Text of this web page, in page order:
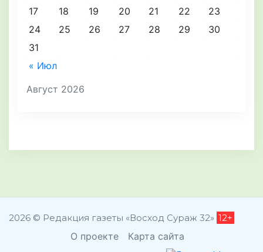
Август 2026
« Июл
17
18 19 20 21 22
23
24
25 26 27 28 29
30
31
2026 © Редакция газеты «Восход Сураж 32» 12+
О проекте Карта сайта